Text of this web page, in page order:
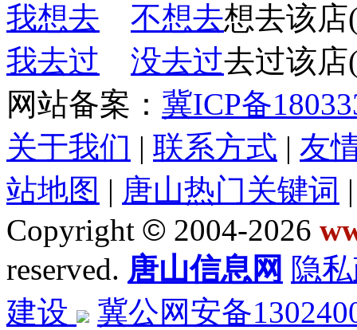
我想去
不想去想去该店
我去过
没去过去过该店
网站备案： 冀ICP备
关于我们 | 联系方式 | 友
站地图 | 唐山热门关键词
Copyright © 2004-2026
reserved. 唐山信息网 隐
建设
冀公网安备